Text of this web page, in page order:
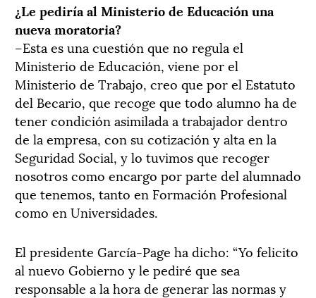
¿Le pediría al Ministerio de Educación una
nueva moratoria?
–Esta es una cuestión que no regula el
Ministerio de Educación, viene por el
Ministerio de Trabajo, creo que por el Estatuto
del Becario, que recoge que todo alumno ha de
tener condición asimilada a trabajador dentro
de la empresa, con su cotización y alta en la
Seguridad Social, y lo tuvimos que recoger
nosotros como encargo por parte del alumnado
que tenemos, tanto en Formación Profesional
como en Universidades.
El presidente García-Page ha dicho: “Yo felicito
al nuevo Gobierno y le pediré que sea
responsable a la hora de generar las normas y